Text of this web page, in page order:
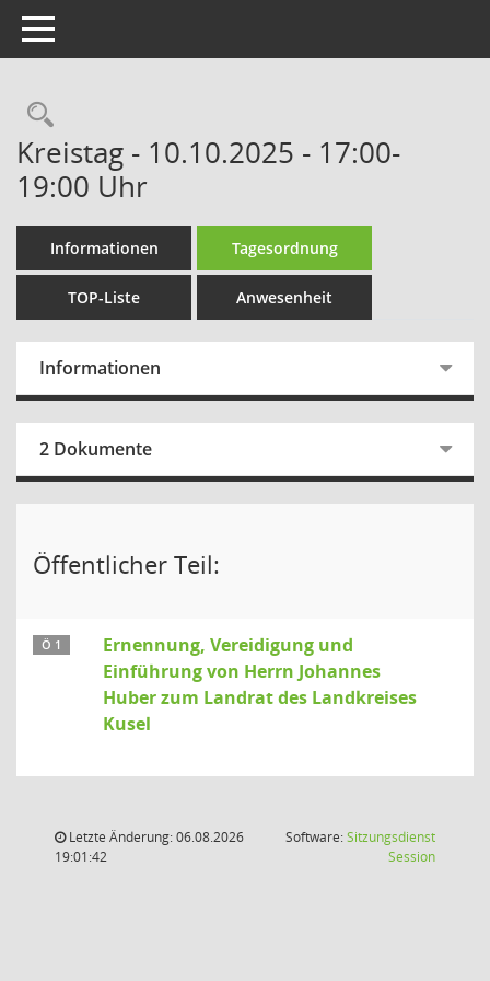
Toggle navigation
Rechercheauswahl
Kreistag - 10.10.2025 - 17:00-
19:00 Uhr
Informationen Tagesordnung
TOP-Liste Anwesenheit
Informationen
2 Dokumente
Öffentlicher Teil:
Ö 1
Ernennung, Vereidigung und
Einführung von Herrn Johannes
Huber zum Landrat des Landkreises
Kusel
Letzte Änderung: 06.08.2026
19:01:42
Software:Sitzungsdienst
Session(Wird in